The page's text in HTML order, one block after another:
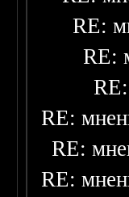
RE:
RE:
RE:
RE:
RE: